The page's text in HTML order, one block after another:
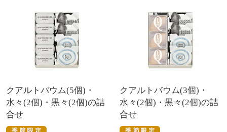
クアルトバウム(5個)・
水々(2個)・黒々(2個)の詰
合せ
クアルトバウム(3個)・
水々(2個)・黒々(2個)の詰
合せ